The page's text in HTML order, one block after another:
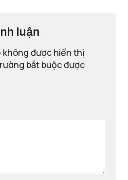
luận
không được hiển thị
bắt buộc được